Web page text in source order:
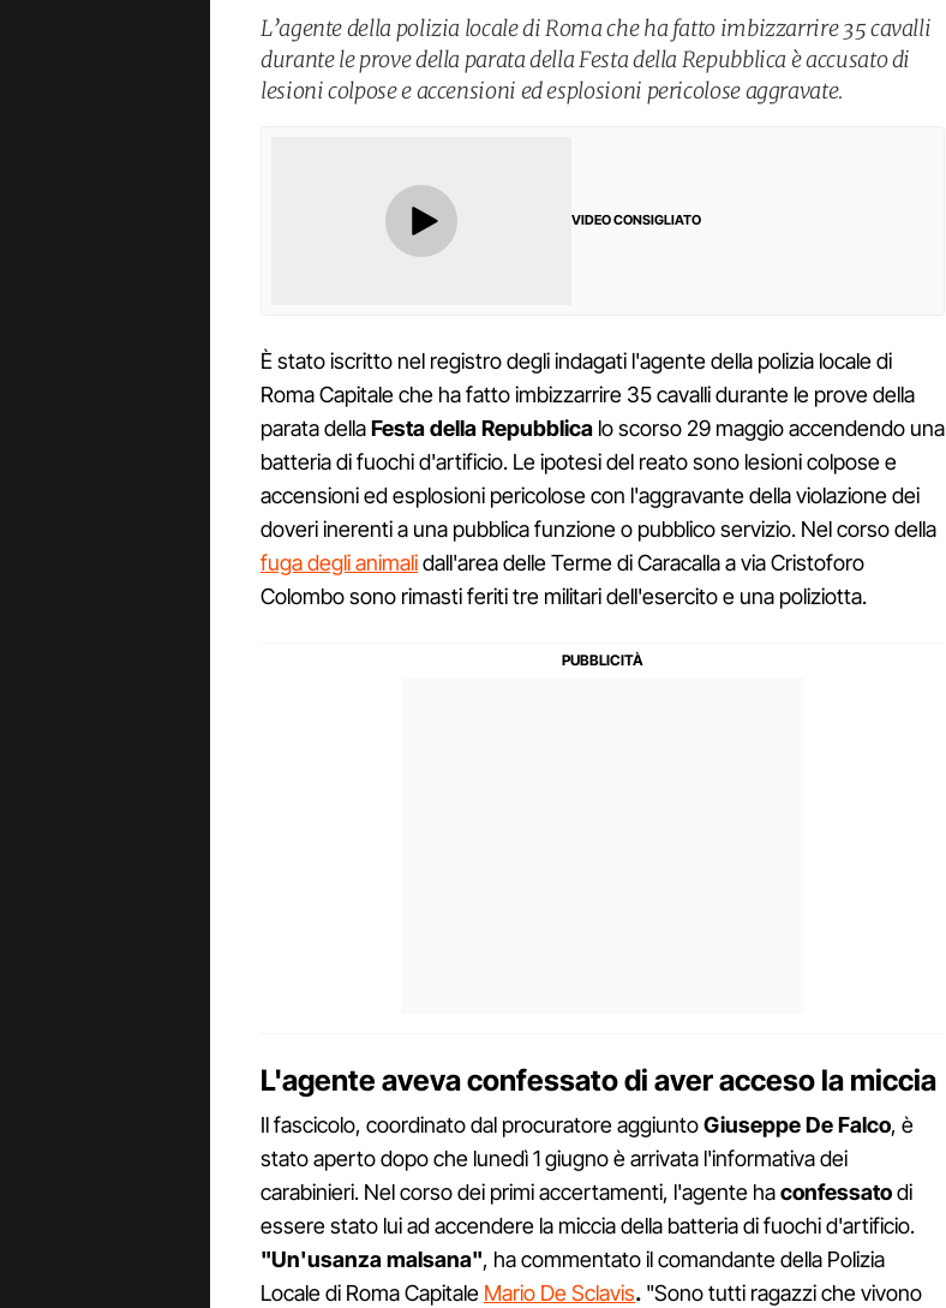
L’agente della polizia locale di Roma che ha fatto imbizzarrire 35 cavalli
durante le prove della parata della Festa della Repubblica è accusato di
lesioni colpose e accensioni ed esplosioni pericolose aggravate.
VIDEO CONSIGLIATO
È stato iscritto nel registro degli indagati l'agente della polizia locale di
Roma Capitale che ha fatto imbizzarrire 35 cavalli durante le prove della
parata dellaFesta della Repubblica lo scorso 29 maggio accendendo una
batteria di fuochi d'artificio. Le ipotesi del reato sono lesioni colpose e
accensioni ed esplosioni pericolose con l'aggravante della violazione dei
doveri inerenti a una pubblica funzione o pubblico servizio. Nel corso della
fuga degli animalidall'area delle Terme di Caracalla a via Cristoforo
Colombo sono rimasti feriti tre militari dell'esercito e una poliziotta.
L'agente aveva confessato di aver acceso la miccia
Il fascicolo, coordinato dal procuratore aggiuntoGiuseppe De Falco, è
stato aperto dopo che lunedì 1 giugno è arrivata l'informativa dei
carabinieri. Nel corso dei primi accertamenti, l'agente haconfessatodi
essere stato lui ad accendere la miccia della batteria di fuochi d'artificio.
"Un'usanza malsana", ha commentato il comandante della Polizia
Locale di Roma Capitale Mario De Sclavis. "Sono tutti ragazzi che vivono